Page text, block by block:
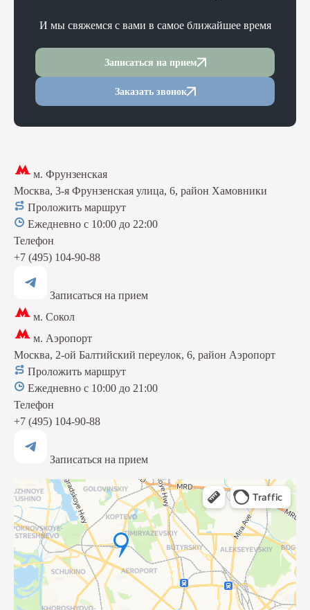
И мы свяжемся с вами в самое ближайшее время
Записаться на прием
Заказать звонок
м. Фрунзенская
Москва, 3-я Фрунзенская улица, 6, район Хамовники
Проложить маршрут
Ежедневно с 10:00 до 22:00
Телефон
+7 (495) 104-90-88
Записаться на прием
м. Сокол
м. Аэропорт
Москва, 2-ой Балтийский переулок, 6, район Аэропорт
Проложить маршрут
Ежедневно с 10:00 до 21:00
Телефон
+7 (495) 104-90-88
Записаться на прием